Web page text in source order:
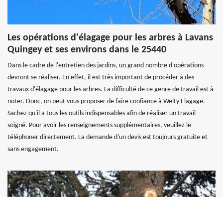
Les opérations d'élagage pour les arbres à Lavans
Quingey et ses environs dans le 25440
Dans le cadre de l'entretien des jardins, un grand nombre d'opérations
devront se réaliser. En effet, il est très important de procéder à des
travaux d'élagage pour les arbres. La difficulté de ce genre de travail est à
noter. Donc, on peut vous proposer de faire confiance à Welty Elagage.
Sachez qu'il a tous les outils indispensables afin de réaliser un travail
soigné. Pour avoir les renseignements supplémentaires, veuillez le
téléphoner directement. La demande d'un devis est toujours gratuite et
sans engagement.